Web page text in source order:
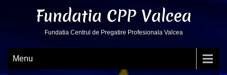
Fundatia CPP Valcea
Fundatia Centrul de Pregatire Profesionala Valcea
Menu